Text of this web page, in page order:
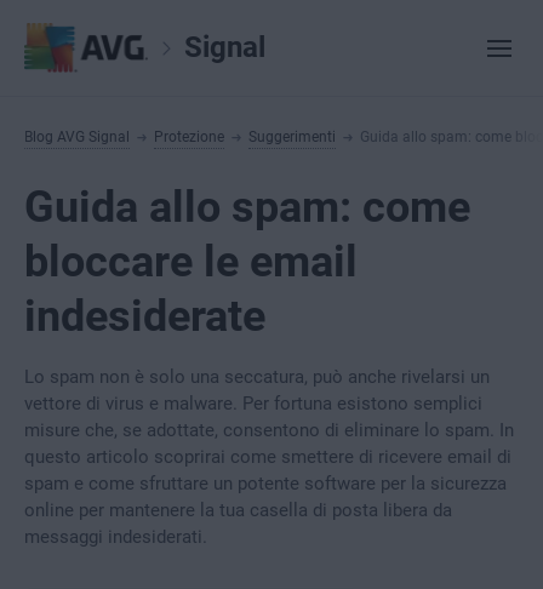
Signal
Blog AVG Signal Protezione Suggerimenti Guida allo spam: come
Guida allo spam: come
bloccare le email
indesiderate
Lo spam non è solo una seccatura, può anche rivelarsi un
vettore di virus e malware. Per fortuna esistono semplici
misure che, se adottate, consentono di eliminare lo spam. In
questo articolo scoprirai come smettere di ricevere email di
spam e come sfruttare un potente software per la sicurezza
online per mantenere la tua casella di posta libera da
messaggi indesiderati.